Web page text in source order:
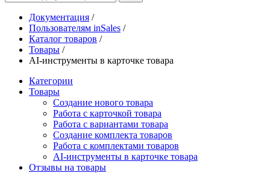
Документация /
Пользователям inSales /
Каталог товаров /
Товары /
AI-инструменты в карточке товара
Категории
Товары
Создание нового товара
Работа с карточкой товара
Работа с вариантами товара
Создание комплекта товаров
Работа с комплектами товаров
AI-инструменты в карточке товара
Отзывы на товары